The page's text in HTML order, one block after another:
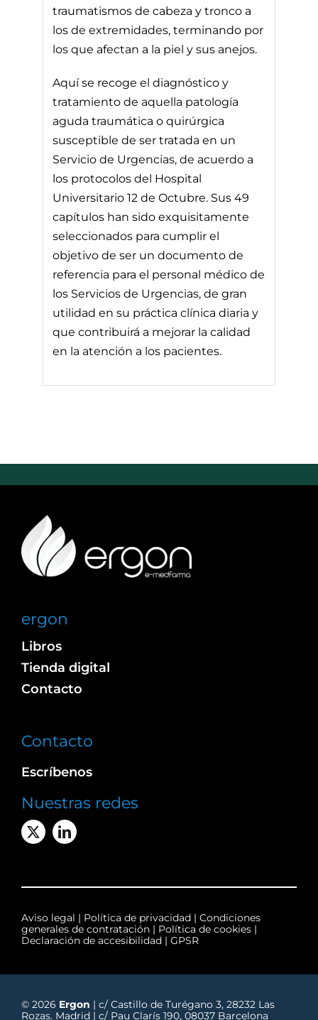
traumatismos de cabeza y tronco a
los de extremidades, terminando por
los que afectan a la piel y sus anejos.
Aquí se recoge el diagnóstico y
tratamiento de aquella patología
aguda traumática o quirúrgica
susceptible de ser tratada en un
Servicio de Urgencias, de acuerdo a
los protocolos del Hospital
Universitario 12 de Octubre. Sus 49
capítulos han sido exquisitamente
seleccionados para cumplir el
objetivo de ser un documento de
referencia para el personal médico de
los Servicios de Urgencias, de gran
utilidad en su práctica clínica diaria y
que contribuirá a mejorar la calidad
en la atención a los pacientes.
ergon
Libros
Tienda digital
Contacto
Contacto
Escríbenos
Nuestras redes
Aviso legal | Política de privacidad | Condiciones
generales de contratación| Política de cookies|
Declaración de accesibilidad| GPSR
© 2026 Ergon | c/ Castillo de Turégano 3, 28232 Las
Rozas. Madrid | c/ Pau Clarís 190, 08037 Barcelona